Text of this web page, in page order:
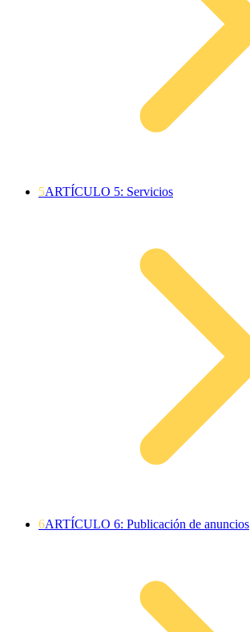
5ARTÍCULO 5: Servicios
6ARTÍCULO 6: Publicación de anuncios